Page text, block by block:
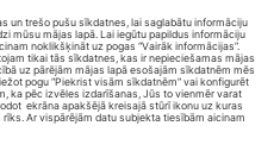
Iestatījumi
noteikumi